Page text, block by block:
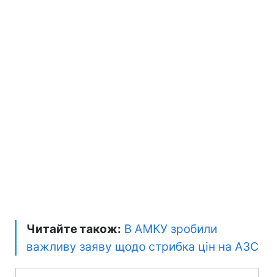
Читайте також: В АМКУ зробили
важливу заяву щодо стрибка цін на АЗС